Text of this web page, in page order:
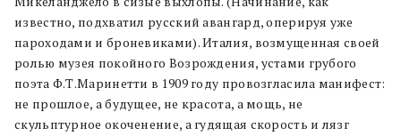
известно, подхватил русский авангард, оперируя уже
пароходами и броневиками). Италия, возмущенная своей
ролью музея покойного Возрождения, устами грубого
поэта Ф.Т.Маринетти в 1909 году провозгласила манифест:
не прошлое, а будущее, не красота, а мощь, не
скульптурное окоченение, а гудящая скорость и лязг